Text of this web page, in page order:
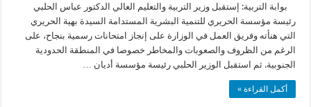
بوابة التربية: إستقبل وزير التربية والتعليم العالي الدكتور عباس الحلبي
رئيسة مؤسسة الحريري للتنمية البشرية المستدامة السيدة بهية الحريري
التي هنأته وفريق العمل في الوزارة على إنجاز امتحانات رسمية بنجاح، على
الرغم من الظروف والصعوبات والمخاطر خصوصا في المنطقة الحدودية
الجنوبية. ثم استقبل الوزير الحلبي رئيسة مؤسسة أديان …
أكمل القراءة »